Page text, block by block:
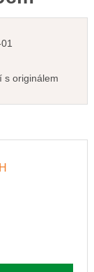
s originálem